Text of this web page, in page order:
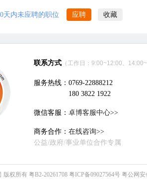
天内未应聘的职位 应聘 收藏
联系方式 （工作日：9:00~12:00、
服务热线：0769-22888212
180 3822 1922
微信客服： 卓博客服中心>>
商务合作： 在线咨询>>
公益/政府/事业单位合作专属
版权所有 粤B2-20261708 粤ICP备09027564号 粤公网安